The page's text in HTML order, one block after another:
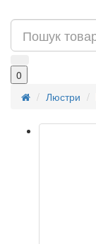
0
Люстри